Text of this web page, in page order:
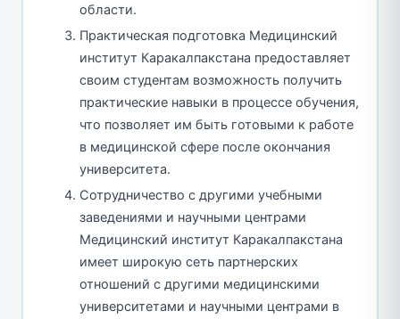
области.
Практическая подготовка Медицинский
институт Каракалпакстана предоставляет
своим студентам возможность получить
практические навыки в процессе обучения,
что позволяет им быть готовыми к работе
в медицинской сфере после окончания
университета.
Сотрудничество с другими учебными
заведениями и научными центрами
Медицинский институт Каракалпакстана
имеет широкую сеть партнерских
отношений с другими медицинскими
университетами и научными центрами в